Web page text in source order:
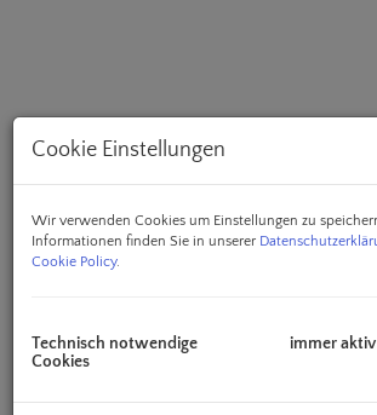
Beschreibung
Cookie Einstellungen
Wir verwenden Cookies um Einstellungen zu
Informationen finden Sie in unserer
Cookie Policy.
Technisch notwendige
Cookies
immer aktiv